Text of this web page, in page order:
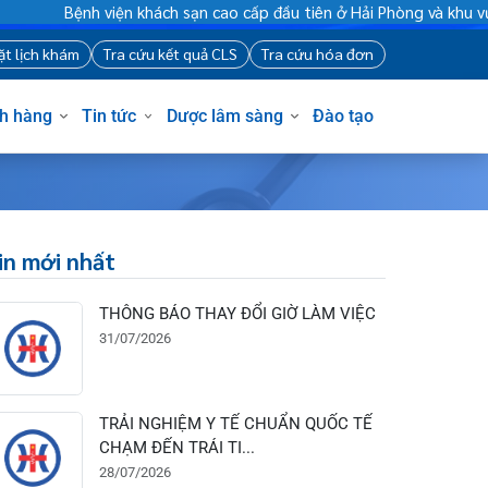
Bệnh viện khách sạn cao cấp đầu tiên ở Hải Phòng và khu
Đặt lịch khám Tra cứu kết quả CLS Tra cứu hóa đơn
Khách hàng Tin tức Dược lâm sàng
Tin mới nhất
THÔNG BÁO THAY ĐỔI GIỜ LÀM VIỆC
TRẢI NGHIỆM Y TẾ CHUẨN QUỐC TẾ
CHẠM ĐẾN TRÁI TI...